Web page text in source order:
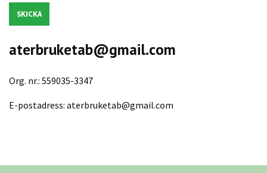
SKICKA
aterbruketab@gmail.com
Org. nr.: 559035-3347
E-postadress: aterbruketab@gmail.com